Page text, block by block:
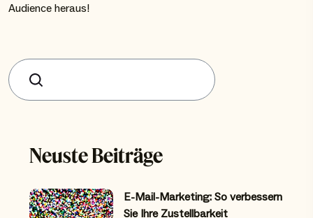
Audience heraus!
Suchen
Neuste Beiträge
E-Mail-Marketing: So verbessern
Sie Ihre Zustellbarkeit